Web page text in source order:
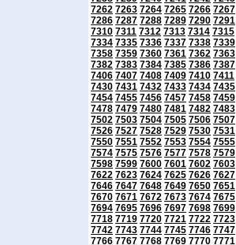
7262 7263 7264 7265 7266 7267
7286 7287 7288 7289 7290 7291
7310 7311 7312 7313 7314 7315
7334 7335 7336 7337 7338 7339
7358 7359 7360 7361 7362 7363
7382 7383 7384 7385 7386 7387
7406 7407 7408 7409 7410 7411
7430 7431 7432 7433 7434 7435
7454 7455 7456 7457 7458 7459
7478 7479 7480 7481 7482 7483
7502 7503 7504 7505 7506 7507
7526 7527 7528 7529 7530 7531
7550 7551 7552 7553 7554 7555
7574 7575 7576 7577 7578 7579
7598 7599 7600 7601 7602 7603
7622 7623 7624 7625 7626 7627
7646 7647 7648 7649 7650 7651
7670 7671 7672 7673 7674 7675
7694 7695 7696 7697 7698 7699
7718 7719 7720 7721 7722 7723
7742 7743 7744 7745 7746 7747
7766 7767 7768 7769 7770 7771